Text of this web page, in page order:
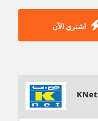
اشتري الآن
KNet